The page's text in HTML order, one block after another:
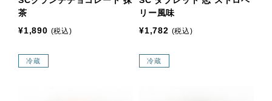
茶
¥1,890 (税込)
冷蔵
リー風味
¥1,782 (税込)
冷蔵